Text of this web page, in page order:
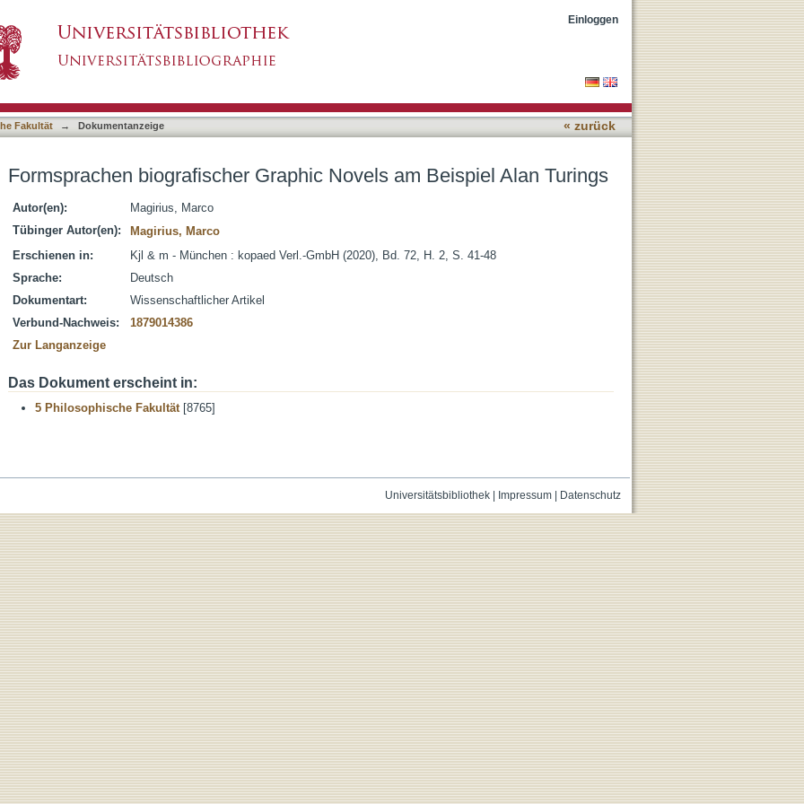
Einloggen
Fakultät → Dokumentanzeige « zurück
Formsprachen biografischer Graphic Novels am Beispiel Alan Turings
Autor(en):
Magirius, Marco
Tübinger Autor(en):
Magirius, Marco
Erschienen in:
Kjl & m - München : kopaed Verl.-GmbH (2020), Bd. 72, H. 2, S. 41-48
Sprache:
Deutsch
Dokumentart:
Wissenschaftlicher Artikel
Verbund-Nachweis:
1879014386
Zur Langanzeige
Das Dokument erscheint in:
5 Philosophische Fakultät[8765]
Universitätsbibliothek| Impressum| Datenschutz